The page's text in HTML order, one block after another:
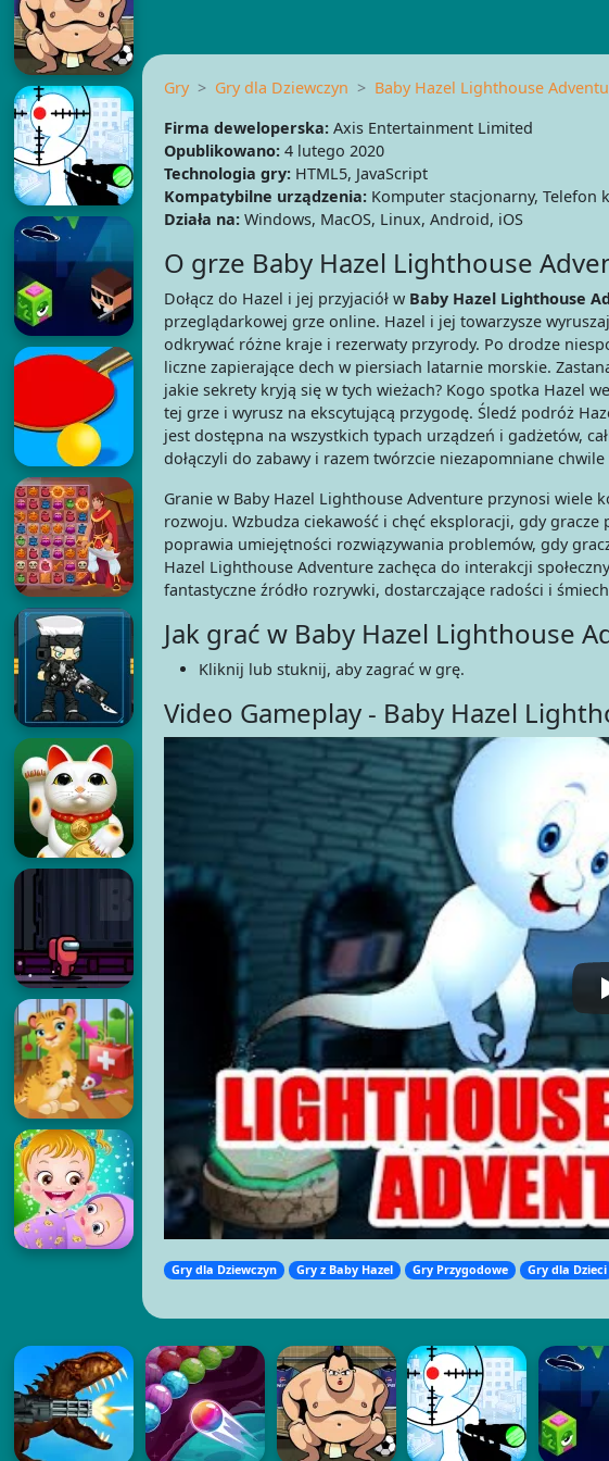
Gry Gry dla Dziewczyn
Baby Hazel Lighthouse
Firma deweloperska:Axis Entertainment Limited
Opublikowano:4 lutego 2020
Technologia gry:HTML5, JavaScript
Kompatybilne urządzenia:Komputer stacjonarny, Telefon
Działa na:Windows, MacOS, Linux, Android, iOS
O grze Baby Hazel Lighthouse
Dołącz do Hazel i jej przyjaciół w Baby Hazel Lighthouse
przeglądarkowej grze online. Hazel i jej towarzysze
odkrywać różne kraje i rezerwaty przyrody. Po drodze
liczne zapierające dech w piersiach latarnie morskie.
jakie sekrety kryją się w tych wieżach? Kogo spotka Hazel
tej grze i wyrusz na ekscytującą przygodę. Śledź podróż
jest dostępna na wszystkich typach urządzeń i gadżetów,
dołączyli do zabawy i razem twórzcie niezapomniane
Granie w Baby Hazel Lighthouse Adventure przynosi wiele
rozwoju. Wzbudza ciekawość i chęć eksploracji, gdy
poprawia umiejętności rozwiązywania problemów, gdy
Hazel Lighthouse Adventure zachęca do interakcji
fantastyczne źródło rozrywki, dostarczające radości i
Jak grać w Baby Hazel Lighthouse
Kliknij lub stuknij, aby zagrać w grę.
Video Gameplay - Baby Hazel
Gry dla Dziewczyn Gry z Baby Hazel Gry Przygodowe Gry dla Dzieci